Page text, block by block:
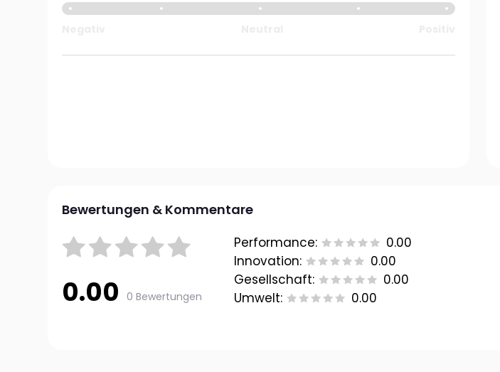
Bewertungen & Kommentare
0.00 0 Bewertungen
Performance:
0.00
Innovation:
0.00
Gesellschaft:
0.00
Umwelt:
0.00